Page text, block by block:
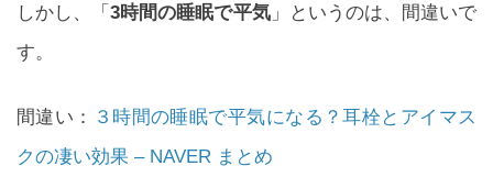
しかし、「3時間の睡眠で平気」というのは、間違いで
す。
間違い：
３時間の睡眠で平気になる？耳栓とアイマス
クの凄い効果 – NAVER まとめ